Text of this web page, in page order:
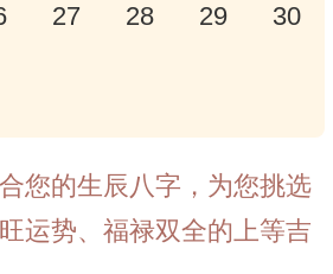
27 28 29 30
您的生辰八字，为您挑选
运势、福禄双全的上等吉